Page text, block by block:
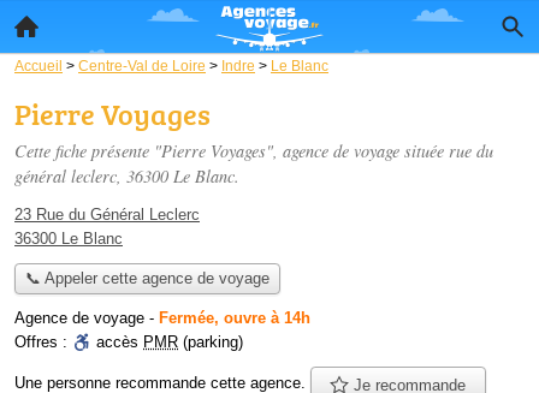
Accueil > Centre-Val de Loire > Indre > Le Blanc
Pierre Voyages
Cette fiche présente "Pierre Voyages", agence de voyage située rue du
général leclerc, 36300 Le Blanc.
23 Rue du Général Leclerc
36300 Le Blanc
📞 Appeler cette agence de voyage
Agence de voyage - Fermée, ouvre à 14h
Offres :
accès PMR (parking)
Une personne recommande cette agence. Je recommande